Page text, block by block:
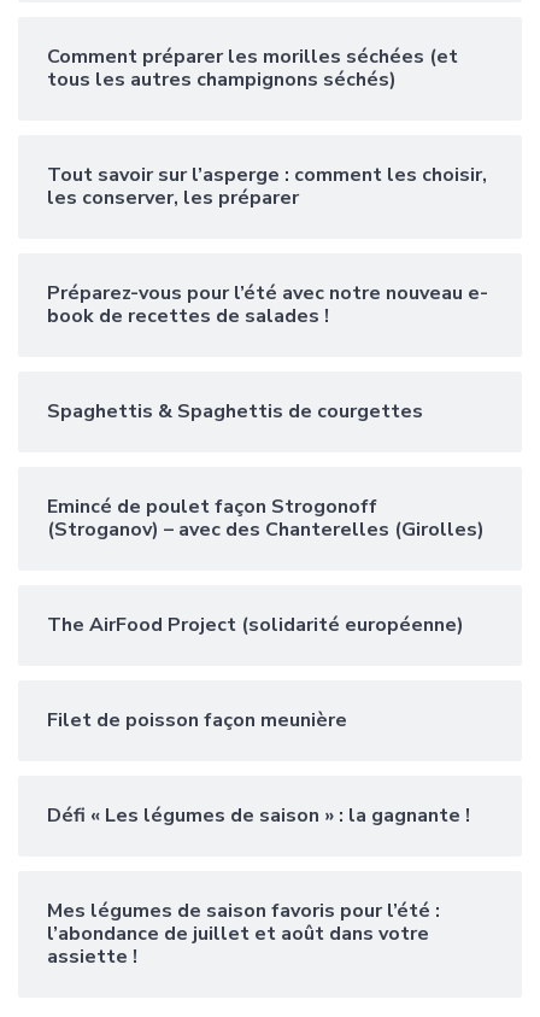
Comment préparer les morilles séchées (et
tous les autres champignons séchés)
Tout savoir sur l’asperge : comment les choisir,
les conserver, les préparer
Préparez-vous pour l’été avec notre nouveau e-
book de recettes de salades !
Spaghettis & Spaghettis de courgettes
Emincé de poulet façon Strogonoff
(Stroganov) – avec des Chanterelles (Girolles)
The AirFood Project (solidarité européenne)
Filet de poisson façon meunière
Défi « Les légumes de saison » : la gagnante !
Mes légumes de saison favoris pour l’été :
l’abondance de juillet et août dans votre
assiette !